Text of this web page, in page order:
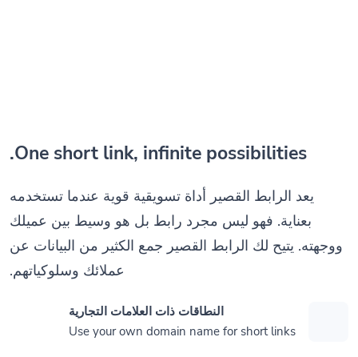
One short link, infinite possibilities.
يعد الرابط القصير أداة تسويقية قوية عندما تستخدمه
بعناية. فهو ليس مجرد رابط بل هو وسيط بين عميلك
ووجهته. يتيح لك الرابط القصير جمع الكثير من البيانات عن
عملائك وسلوكياتهم.
النطاقات ذات العلامات التجارية
Use your own domain name for short links